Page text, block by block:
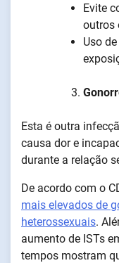
Evite
outros
Uso
Esta é outra
causa dor e
durante a relação
De acordo com o
mais elevados de
heterossexuais.
aumento de ISTs
tempos mostram